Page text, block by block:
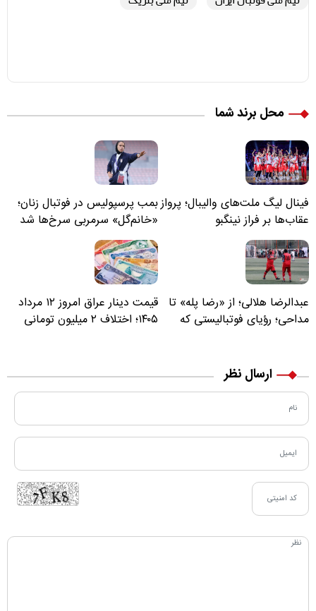
محل برند شما
فینال لیگ ملت‌های والیبال؛ پرواز
عقاب‌ها بر فراز نینگبو
بمب پرسپولیس در فوتبال زنان؛
«خانم‌گل» سرمربی سرخ‌ها شد
عبدالرضا هلالی؛ از «رضا پله» تا
مداحی؛ رؤیای فوتبالیستی که
قیمت دینار عراق امروز ۱۲ مرداد
۱۴۰۵؛ اختلاف ۲ میلیون تومانی
ارسال نظر